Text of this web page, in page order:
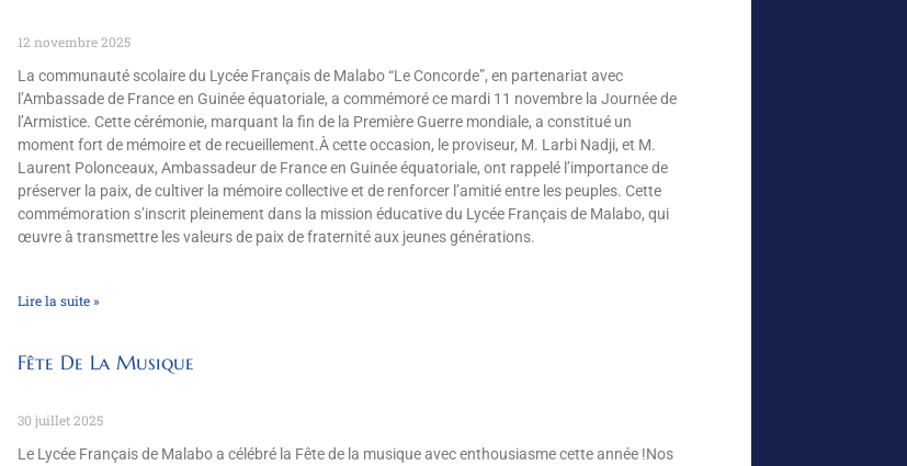
12 novembre 2025
La communauté scolaire du Lycée Français de Malabo “Le Concorde”, en partenariat avec
l’Ambassade de France en Guinée équatoriale, a commémoré ce mardi 11 novembre la Journée de
l’Armistice. Cette cérémonie, marquant la fin de la Première Guerre mondiale, a constitué un
moment fort de mémoire et de recueillement.À cette occasion, le proviseur, M. Larbi Nadji, et M.
Laurent Polonceaux, Ambassadeur de France en Guinée équatoriale, ont rappelé l’importance de
préserver la paix, de cultiver la mémoire collective et de renforcer l’amitié entre les peuples. Cette
commémoration s’inscrit pleinement dans la mission éducative du Lycée Français de Malabo, qui
œuvre à transmettre les valeurs de paix de fraternité aux jeunes générations.
Lire la suite »
Fête De La Musique
30 juillet 2025
Le Lycée Français de Malabo a célébré la Fête de la musique avec enthousiasme cette année !Nos